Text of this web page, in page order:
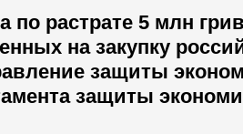
по растрате 5 млн
на закупку
защиты
защиты